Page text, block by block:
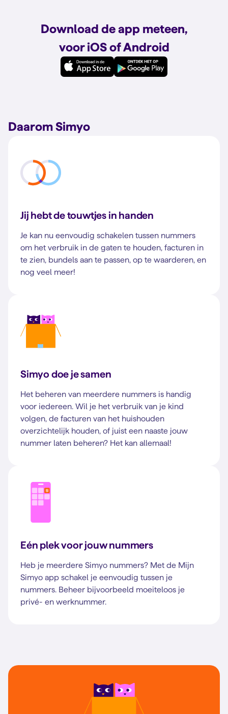
Download de app meteen,
voor iOS of Android
Daarom Simyo
Jij hebt de touwtjes in handen
Je kan nu eenvoudig schakelen tussen nummers
om het verbruik in de gaten te houden, facturen in
te zien, bundels aan te passen, op te waarderen, en
nog veel meer!
Simyo doe je samen
Het beheren van meerdere nummers is handig
voor iedereen. Wil je het verbruik van je kind
volgen, de facturen van het huishouden
overzichtelijk houden, of juist een naaste jouw
nummer laten beheren? Het kan allemaal!
Eén plek voor jouw nummers
Heb je meerdere Simyo nummers? Met de Mijn
Simyo app schakel je eenvoudig tussen je
nummers. Beheer bijvoorbeeld moeiteloos je
privé- en werknummer.